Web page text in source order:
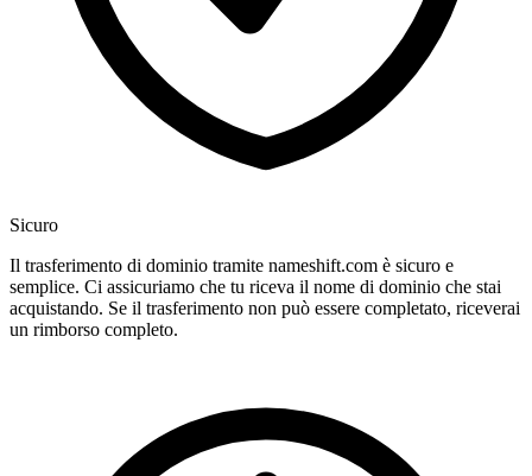
Sicuro
Il trasferimento di dominio tramite nameshift.com è sicuro e
semplice. Ci assicuriamo che tu riceva il nome di dominio che stai
acquistando. Se il trasferimento non può essere completato, riceverai
un rimborso completo.